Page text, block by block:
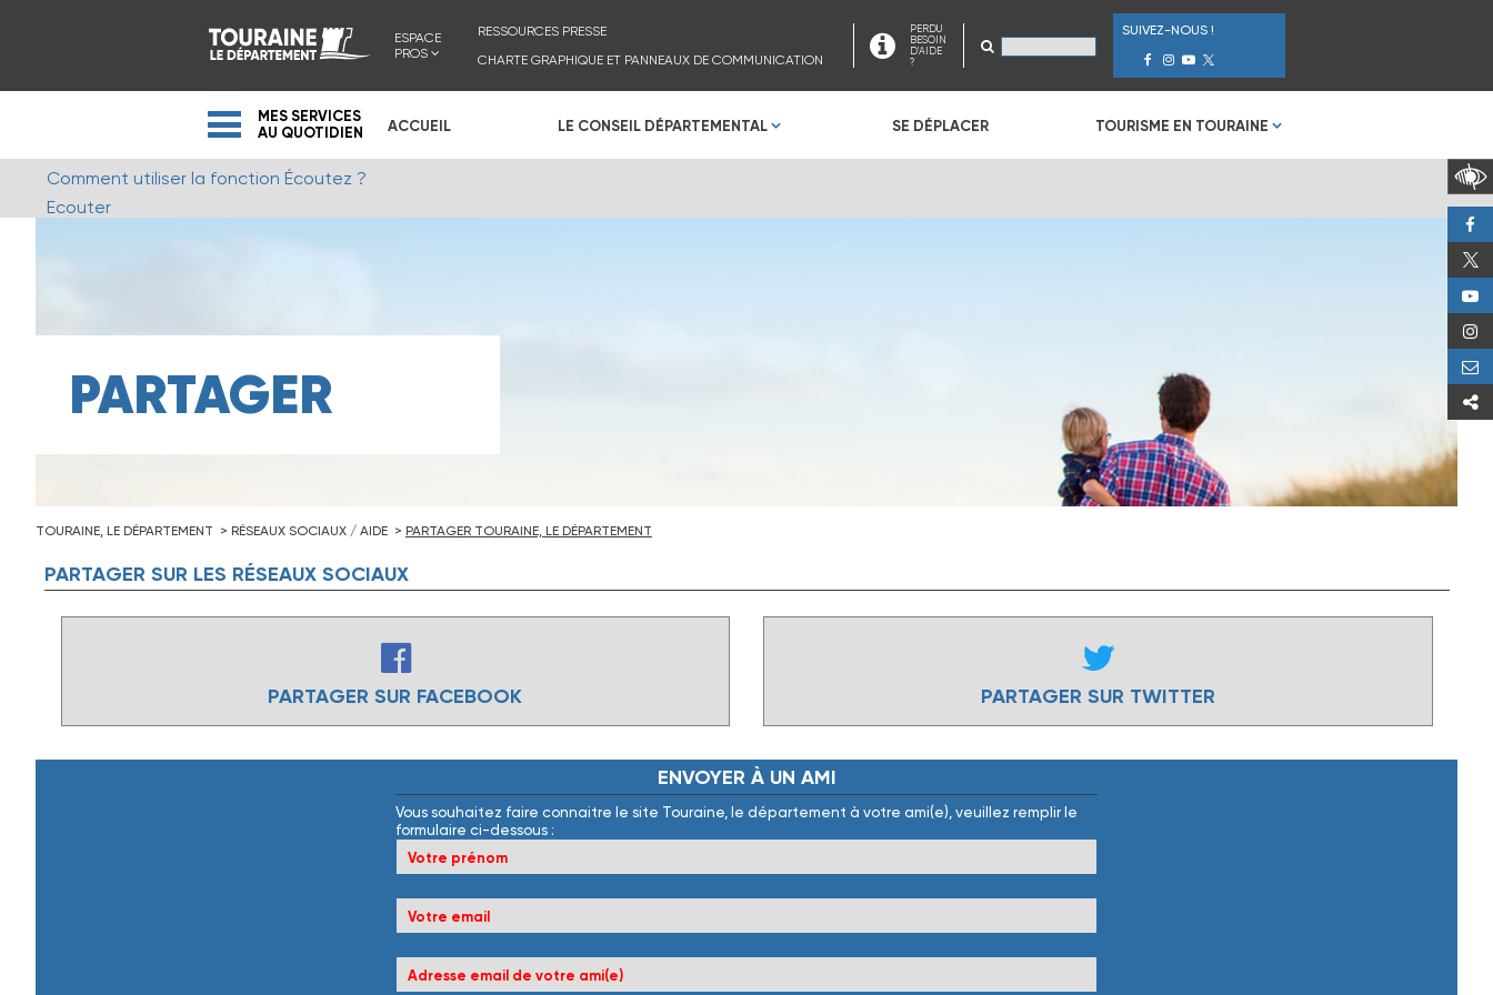
ESPACE
PROS
RESSOURCES PRESSE
CHARTE GRAPHIQUE ET PANNEAUX DE COMMUNICATION
PERDU
BESOIN
D'AIDE
?
SUIVEZ-NOUS !
MES SERVICES
AU QUOTIDIEN
ACCUEIL LE CONSEIL DÉPARTEMENTAL SE DÉPLACER TOURISME EN TOURAINE
Comment utiliser la fonction Écoutez ?
Ecouter
PARTAGER
TOURAINE, LE DÉPARTEMENT RÉSEAUX SOCIAUX / AIDE PARTAGER TOURAINE, LE DÉPARTEMENT
PARTAGER SUR LES RÉSEAUX SOCIAUX
PARTAGER SUR FACEBOOK PARTAGER SUR TWITTER
ENVOYER À UN AMI
Vous souhaitez faire connaitre le site Touraine, le département à votre ami(e), veuillez remplir le
formulaire ci-dessous :